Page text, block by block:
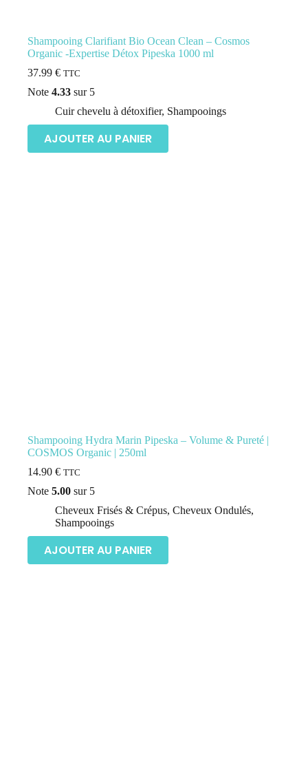
Shampooing Clarifiant Bio Ocean Clean – Cosmos
Organic -Expertise Détox Pipeska 1000 ml
37.99 € TTC
Note 4.33 sur 5
Cuir chevelu à détoxifier, Shampooings
AJOUTER AU PANIER
Shampooing Hydra Marin Pipeska – Volume & Pureté |
COSMOS Organic | 250ml
14.90 € TTC
Note 5.00 sur 5
Cheveux Frisés & Crépus, Cheveux Ondulés,
Shampooings
AJOUTER AU PANIER